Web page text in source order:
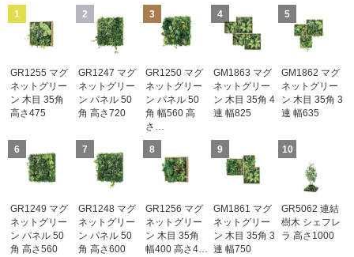
1
GR1255 マグ
ネットグリー
ン 木目 35角
高さ475
2
GR1247 マグ
ネットグリー
ン パネル 50
角 高さ720
3
GR1250 マグ
ネットグリー
ン パネル 50
角 幅560 高
さ…
4
GM1863 マグ
ネットグリー
ン 木目 35角 4
連 幅825
5
GM1862 マグ
ネットグリー
ン 木目 35角 3
連 幅635
6
GR1249 マグ
ネットグリー
ン パネル 50
角 高さ560
7
GR1248 マグ
ネットグリー
ン パネル 50
角 高さ600
8
GR1256 マグ
ネットグリー
ン 木目 35角
幅400 高さ4…
9
GM1861 マグ
ネットグリー
ン 木目 35角 3
連 幅750
10
GR5062 連結
樹木 シェフレ
ラ 高さ1000